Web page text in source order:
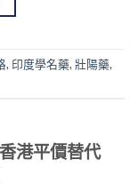
,印度學名藥,壯陽藥,
港平價替代